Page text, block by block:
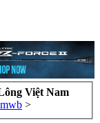
Việt Nam
>